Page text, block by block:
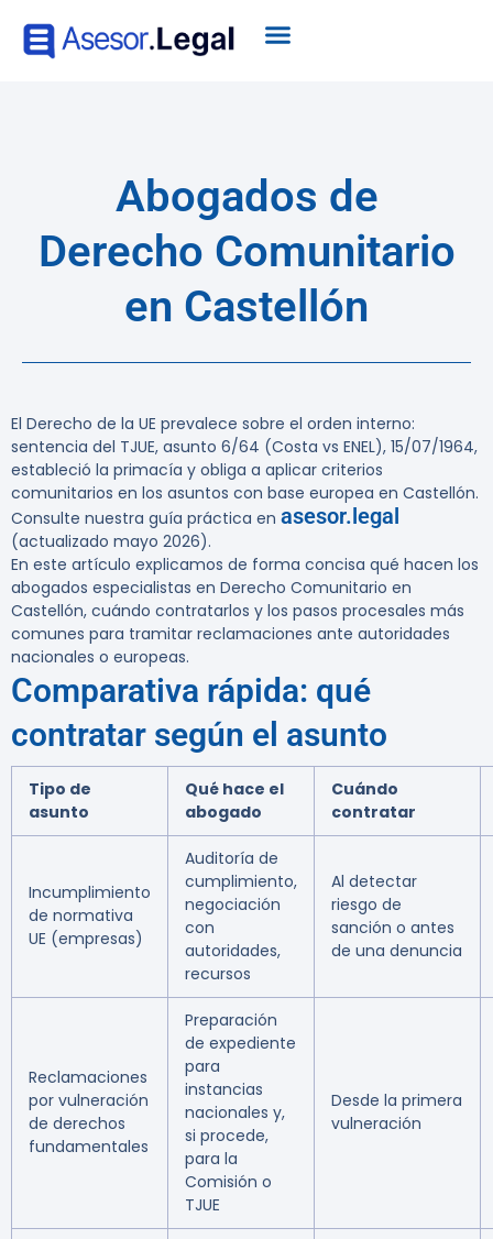
Abogados de
Derecho Comunitario
en Castellón
El Derecho de la UE prevalece sobre el orden interno:
sentencia del TJUE, asunto 6/64 (Costa vs ENEL), 15/07/1964,
estableció la primacía y obliga a aplicar criterios
comunitarios en los asuntos con base europea en Castellón.
Consulte nuestra guía práctica en asesor.legal
(actualizado mayo 2026).
En este artículo explicamos de forma concisa qué hacen los
abogados especialistas en Derecho Comunitario en
Castellón, cuándo contratarlos y los pasos procesales más
comunes para tramitar reclamaciones ante autoridades
nacionales o europeas.
Comparativa rápida: qué
contratar según el asunto
Tipo de
asunto
Qué hace el
abogado
Cuándo
contratar
Incumplimiento
de normativa
UE (empresas)
Auditoría de
cumplimiento,
negociación
con
autoridades,
recursos
Al detectar
riesgo de
sanción o antes
de una denuncia
Reclamaciones
por vulneración
de derechos
fundamentales
Preparación
de expediente
para
instancias
nacionales y,
si procede,
para la
Comisión o
TJUE
Desde la primera
vulneración